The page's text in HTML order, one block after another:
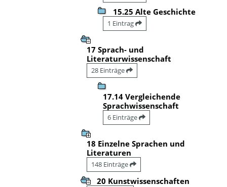
15.25 Alte Geschichte
1 Eintrag
17 Sprach- und
Literaturwissenschaft
28 Einträge
17.14 Vergleichende
Sprachwissenschaft
6 Einträge
18 Einzelne Sprachen und
Literaturen
148 Einträge
20 Kunstwissenschaften